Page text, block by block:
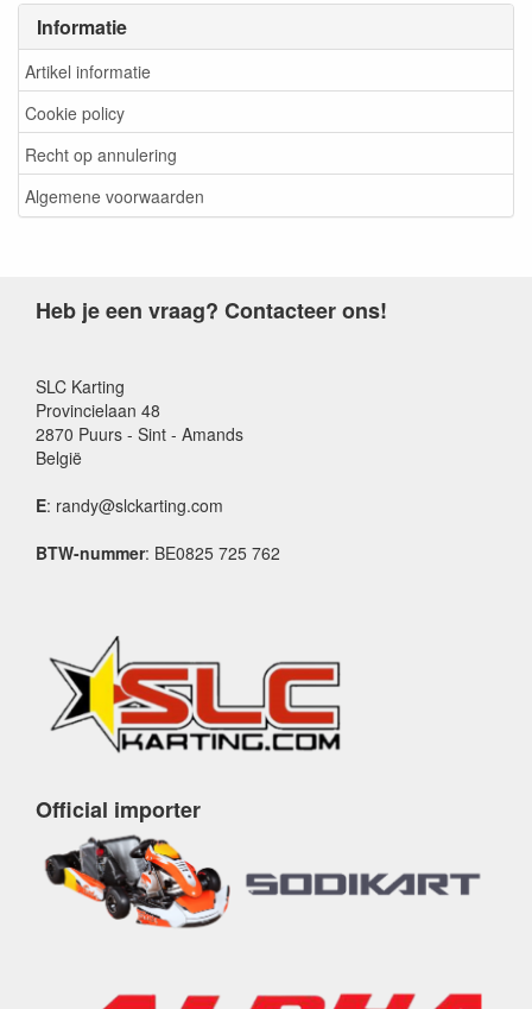
Informatie
Artikel informatie
Cookie policy
Recht op annulering
Algemene voorwaarden
Heb je een vraag? Contacteer ons!
SLC Karting
Provincielaan 48
2870 Puurs - Sint - Amands
België
E: randy@slckarting.com
BTW-nummer: BE0825 725 762
Official importer